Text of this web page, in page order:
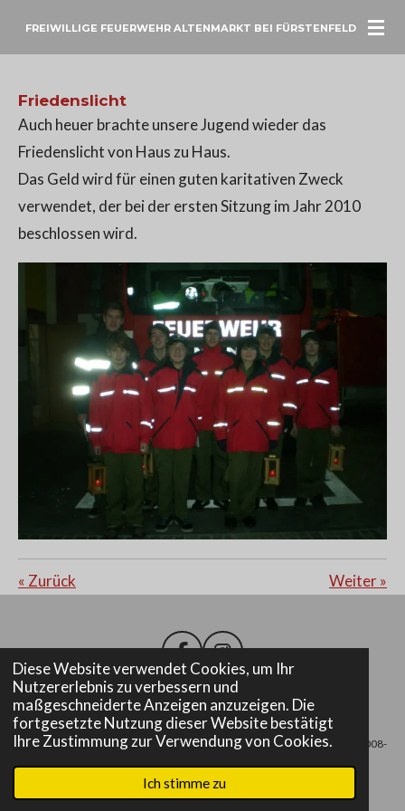
Diese Website verwendet Cookies, um Ihr
Nutzererlebnis zu verbessern und
maßgeschneiderte Anzeigen anzuzeigen. Die
fortgesetzte Nutzung dieser Website bestätigt
Ihre Zustimmung zur Verwendung von Cookies.
Ich stimme zu
ZumFREIWILLIGE FEUERWEHR ALTENMARKT BEI FÜRSTENFELD
Friedenslicht
Auch heuer brachte unsere Jugend wieder das
Friedenslicht von Haus zu Haus.
Das Geld wird für einen guten karitativen Zweck
verwendet, der bei der ersten Sitzung im Jahr 2010
beschlossen wird.
« Zurück Weiter»
a
c
e
b
o
o
k
I
n
s
t
a
g
r
a
m
Impressum
© 2008-
2025 Freiwillige Feuerwehr Altenmarkt bei Fürstenfeld